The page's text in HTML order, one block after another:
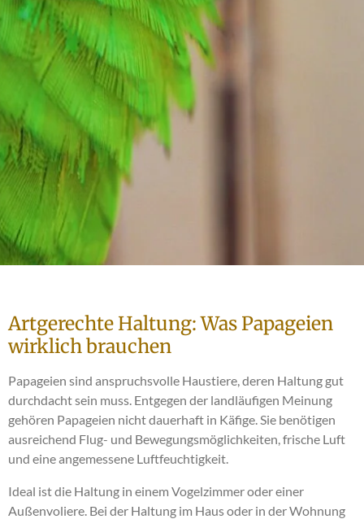
Artgerechte Haltung: Was Papageien
wirklich brauchen
Papageien sind anspruchsvolle Haustiere, deren Haltung gut
durchdacht sein muss. Entgegen der landläufigen Meinung
gehören Papageien nicht dauerhaft in Käfige. Sie benötigen
ausreichend Flug- und Bewegungsmöglichkeiten, frische Luft
und eine angemessene Luftfeuchtigkeit.
Ideal ist die Haltung in einem Vogelzimmer oder einer
Außenvoliere. Bei der Haltung im Haus oder in der Wohnung